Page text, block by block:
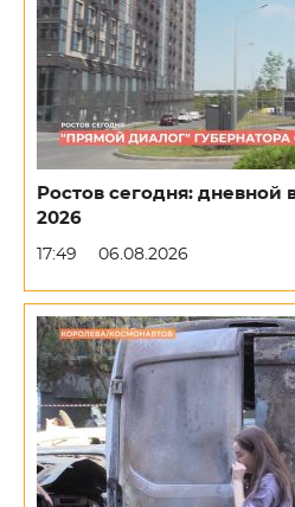
Ростов сегодня: дневной
2026
17:49 06.08.2026